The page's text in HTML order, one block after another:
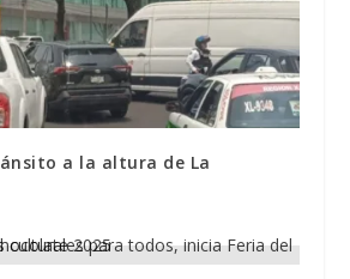
a la altura de La